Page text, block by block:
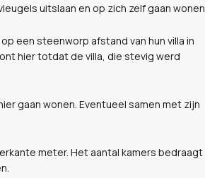
uitslaan en op zich zelf gaan wonen.
een steenworp afstand van hun villa in
hier totdat de villa, die stevig werd
gaan wonen. Eventueel samen met zijn
meter. Het aantal kamers bedraagt